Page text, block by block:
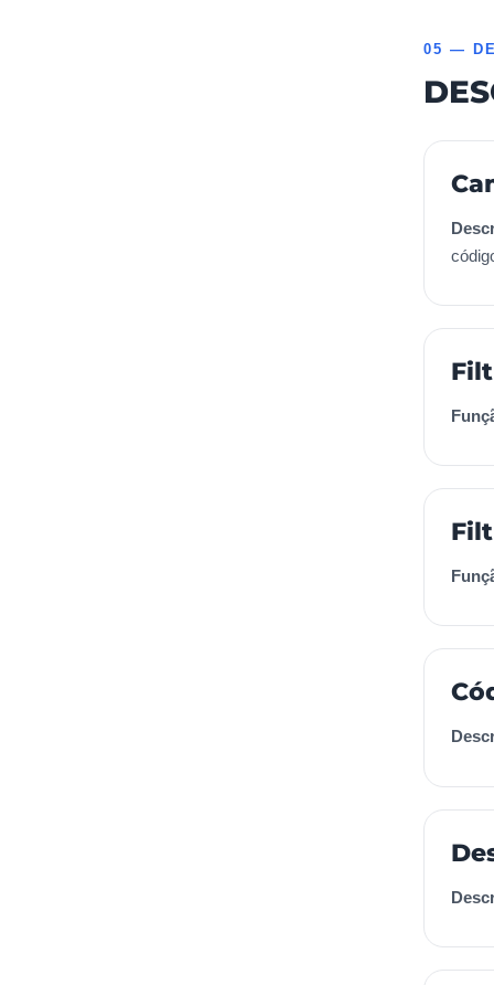
05 —